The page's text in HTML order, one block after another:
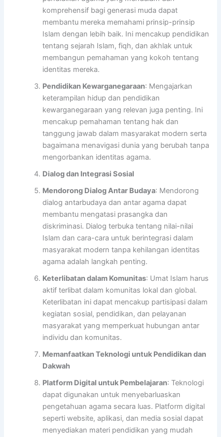
komprehensif bagi generasi muda dapat
membantu mereka memahami prinsip-prinsip
Islam dengan lebih baik. Ini mencakup pendidikan
tentang sejarah Islam, fiqh, dan akhlak untuk
membangun pemahaman yang kokoh tentang
identitas mereka.
Pendidikan Kewarganegaraan: Mengajarkan
keterampilan hidup dan pendidikan
kewarganegaraan yang relevan juga penting. Ini
mencakup pemahaman tentang hak dan
tanggung jawab dalam masyarakat modern serta
bagaimana menavigasi dunia yang berubah tanpa
mengorbankan identitas agama.
Dialog dan Integrasi Sosial
Mendorong Dialog Antar Budaya: Mendorong
dialog antarbudaya dan antar agama dapat
membantu mengatasi prasangka dan
diskriminasi. Dialog terbuka tentang nilai-nilai
Islam dan cara-cara untuk berintegrasi dalam
masyarakat modern tanpa kehilangan identitas
agama adalah langkah penting.
Keterlibatan dalam Komunitas: Umat Islam harus
aktif terlibat dalam komunitas lokal dan global.
Keterlibatan ini dapat mencakup partisipasi dalam
kegiatan sosial, pendidikan, dan pelayanan
masyarakat yang memperkuat hubungan antar
individu dan komunitas.
Memanfaatkan Teknologi untuk Pendidikan dan
Dakwah
Platform Digital untuk Pembelajaran: Teknologi
dapat digunakan untuk menyebarluaskan
pengetahuan agama secara luas. Platform digital
seperti website, aplikasi, dan media sosial dapat
menyediakan materi pendidikan yang mudah